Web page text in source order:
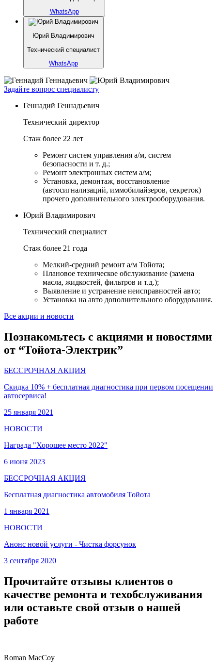
WhatsApp
Юрий Владимирович
Технический специалист
WhatsApp
Задайте вопрос специалисту
Геннадий Геннадьевич
Технический директор
Стаж более 22 лет
Ремонт систем управления а/м, систем
безопасности и т. д.;
Ремонт электронных систем а/м;
Установка, демонтаж, восстановление
(автосигнализаций, иммобилайзеров, секреток)
прочего дополнительного электрооборудования.
Юрий Владимирович
Технический специалист
Стаж более 21 года
Мелкий-средний ремонт а/м Тойота;
Плановое техническое обслуживание (замена
масла, жидкостей, фильтров и т.д.);
Выявление и устранение неисправностей авто;
Установка на авто дополнительного оборудования.
Все акции и новости
Познакомьтесь с акциями и новостями
от “Тойота-Электрик”
БЕССРОЧНАЯ АКЦИЯ
Скидка 10% + бесплатная диагностика при первом посещении
автосервиса!
25 января 2021
НОВОСТИ
Награда "Хорошее место 2022"
6 июня 2023
БЕССРОЧНАЯ АКЦИЯ
Бесплатная диагностика автомобиля Тойота
1 января 2021
НОВОСТИ
Анонс новой услуги - Чистка форсунок
3 сентября 2020
Прочитайте отзывы клиентов о
качестве ремонта и техобслуживания
или оставьте свой отзыв о нашей
работе
Roman MacCoy